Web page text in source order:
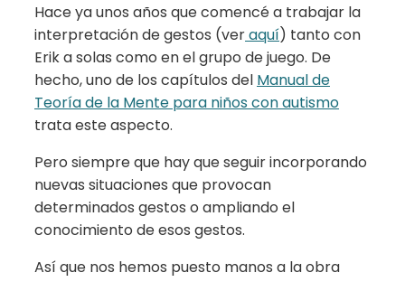
Hace ya unos años que comencé a trabajar la
interpretación de gestos (veraquí) tanto con
Erik a solas como en el grupo de juego. De
hecho, uno de los capítulos del Manual de
Teoría de la Mente para niños con autismo
trata este aspecto.
Pero siempre que hay que seguir incorporando
nuevas situaciones que provocan
determinados gestos o ampliando el
conocimiento de esos gestos.
Así que nos hemos puesto manos a la obra